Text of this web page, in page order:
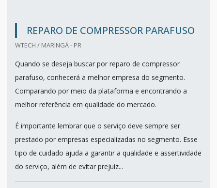
REPARO DE COMPRESSOR PARAFUSO
WTECH / MARINGÁ - PR
Quando se deseja buscar por reparo de compressor
parafuso, conhecerá a melhor empresa do segmento.
Comparando por meio da plataforma e encontrando a
melhor referência em qualidade do mercado.
É importante lembrar que o serviço deve sempre ser
prestado por empresas especializadas no segmento. Esse
tipo de cuidado ajuda a garantir a qualidade e assertividade
do serviço, além de evitar prejuíz...